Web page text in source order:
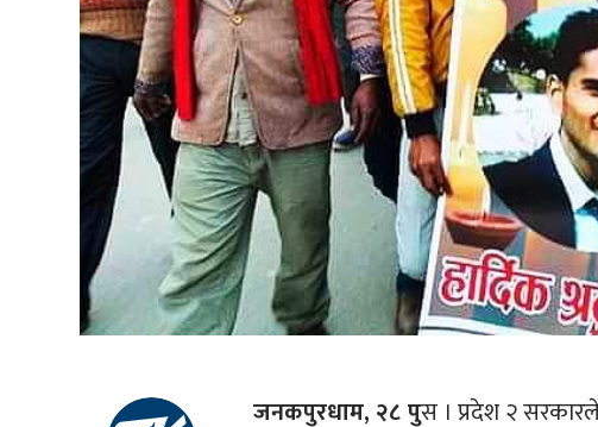
जनकपुरधाम, २८ पुस । प्रदेश २